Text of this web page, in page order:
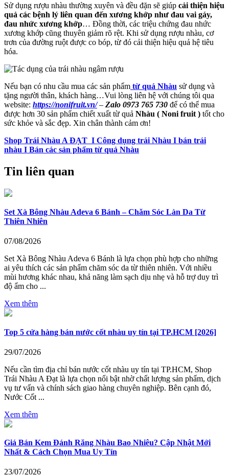
Sử dụng rượu nhàu thường xuyên và đều đặn sẽ giúp cải thiện hiệu
quả các bệnh lý liên quan đến xương khớp như đau vai gáy,
đau nhức xương khớp… Đồng thời, các triệu chứng đau nhức
xương khớp cũng thuyên giảm rõ rệt. Khi sử dụng rượu nhàu, cơ
trơn của đường ruột được co bóp, từ đó cải thiện hiệu quả hệ tiêu
hóa.
Nếu bạn có nhu cầu mua các sản phẩm từ quả Nhàu sử dụng và
tặng người thân, khách hàng…Vui lòng liên hệ với chúng tôi qua
website: https://nonifruit.vn/– Zalo 0973 765 730 để có thể mua
được hơn 30 sản phẩm chiết xuất từ quả Nhàu ( Noni fruit ) tốt cho
sức khỏe và sắc đẹp. Xin chân thành cảm ơn!
Shop Trái Nhàu A ĐẠT I Công dụng trái Nhàu I bán trái
nhàu I Bán các sản phẩm từ quả Nhàu
Tin liên quan
Set Xà Bông Nhàu Adeva 6 Bánh – Chăm Sóc Làn Da Từ
Thiên Nhiên
07/08/2026
Set Xà Bông Nhàu Adeva 6 Bánh là lựa chọn phù hợp cho những
ai yêu thích các sản phẩm chăm sóc da từ thiên nhiên. Với nhiều
mùi hương khác nhau, khả năng làm sạch dịu nhẹ và hỗ trợ duy trì
độ ẩm cho ...
Xem thêm
Top 5 cửa hàng bán nước cốt nhàu uy tín tại TP.HCM [2026]
29/07/2026
Nếu cần tìm địa chỉ bán nước cốt nhàu uy tín tại TP.HCM, Shop
Trái Nhàu A Đạt là lựa chọn nổi bật nhờ chất lượng sản phẩm, dịch
vụ tư vấn và chính sách giao hàng chuyên nghiệp. Bên cạnh đó,
Nước Cốt ...
Xem thêm
Giá Bán Kem Đánh Răng Nhàu Bao Nhiêu? Cập Nhật Mới
Nhất & Cách Chọn Mua Uy Tín
23/07/2026